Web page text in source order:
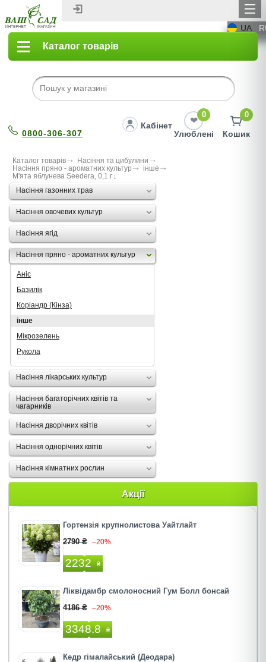
UA
Каталог товарів
0800-306-307
Кабінет
0
Улюблені
0
Кошик
Каталог товарів
Насіння та цибулини
Насіння пряно - ароматних культур
інше
М'ята яблунева Seedera, 0,1 г
Насіння газонних трав
Насіння овочевих культур
Насіння ягід
Насіння пряно - ароматних культур
Аніс
Базилік
Коріандр (Кінза)
інше
Мікрозелень
Рукола
Насіння лікарських культур
Насіння багаторічних квітів та
чагарників
Насіння дворічних квітів
Насіння однорічних квітів
Насіння кімнатних рослин
Акції
Гортензія крупнолистова Уайтлайт
2790 ₴ –20%
2232 ₴
Ліквідамбр смолоносний Гум Болл бонсай
4186 ₴ –20%
3348.8 ₴
Кедр гімалайський (Деодара)